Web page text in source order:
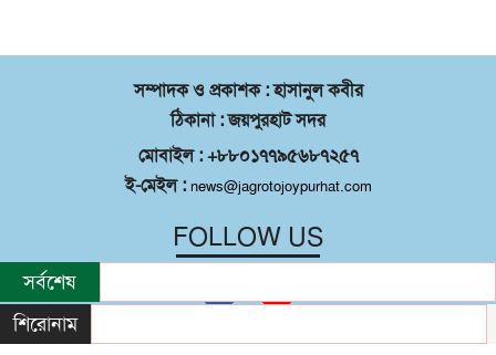
সম্পাদক ও প্রকাশক : হাসানুল কবীর
ঠিকানা : জয়পুরহাট সদর
মোবাইল : +৮৮০১৭৭৯৫৬৮৭২৫৭
ই-মেইল : news@jagrotojoypurhat.com
FOLLOW US
©২০২৬ |জয়পুরহাট সদরকর্তৃক সর্বস্বত্ব®সংরক্ষিত
সর্বশেষ
শিরোনাম